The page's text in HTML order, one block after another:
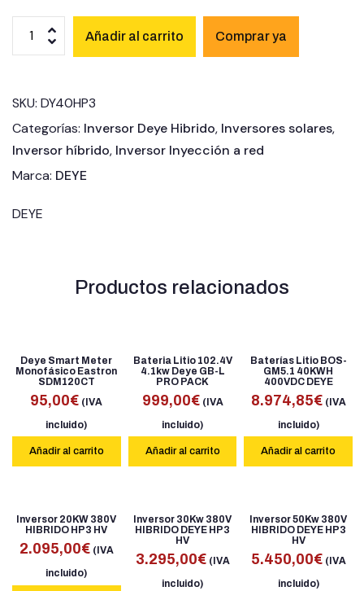
Añadir al carrito
SKU: DY40HP3
Categorías: Inversor Deye Hibrido, Inversores solares,
Inversor híbrido, Inversor Inyección a red
Marca: DEYE
DEYE
Productos relacionados
Deye Smart Meter
Monofásico Eastron
SDM120CT
95,00€ (IVA
incluido)
Añadir al carrito
Bateria Litio 102.4V
4.1kw Deye GB-L
PRO PACK
999,00€ (IVA
incluido)
Añadir al carrito
Baterías Litio BOS-
GM5.1 40KWH
400VDC DEYE
8.974,85€ (IVA
incluido)
Añadir al carrito
Inversor 20KW 380V
HIBRIDO HP3 HV
2.095,00€ (IVA
incluido)
Inversor 30Kw 380V
HIBRIDO DEYE HP3
HV
3.295,00€ (IVA
incluido)
Inversor 50Kw 380V
HIBRIDO DEYE HP3
HV
5.450,00€ (IVA
incluido)